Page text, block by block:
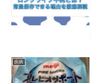
疾病